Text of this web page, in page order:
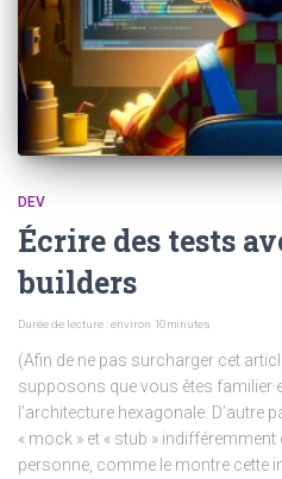
DEV
Écrire des tests
builders
Durée de lecture : environ 10minutes
(Afin de ne pas surcharger cet
supposons que vous êtes
l’architecture hexagonale. D’autre
« mock » et « stub »
personne, comme le montre cette